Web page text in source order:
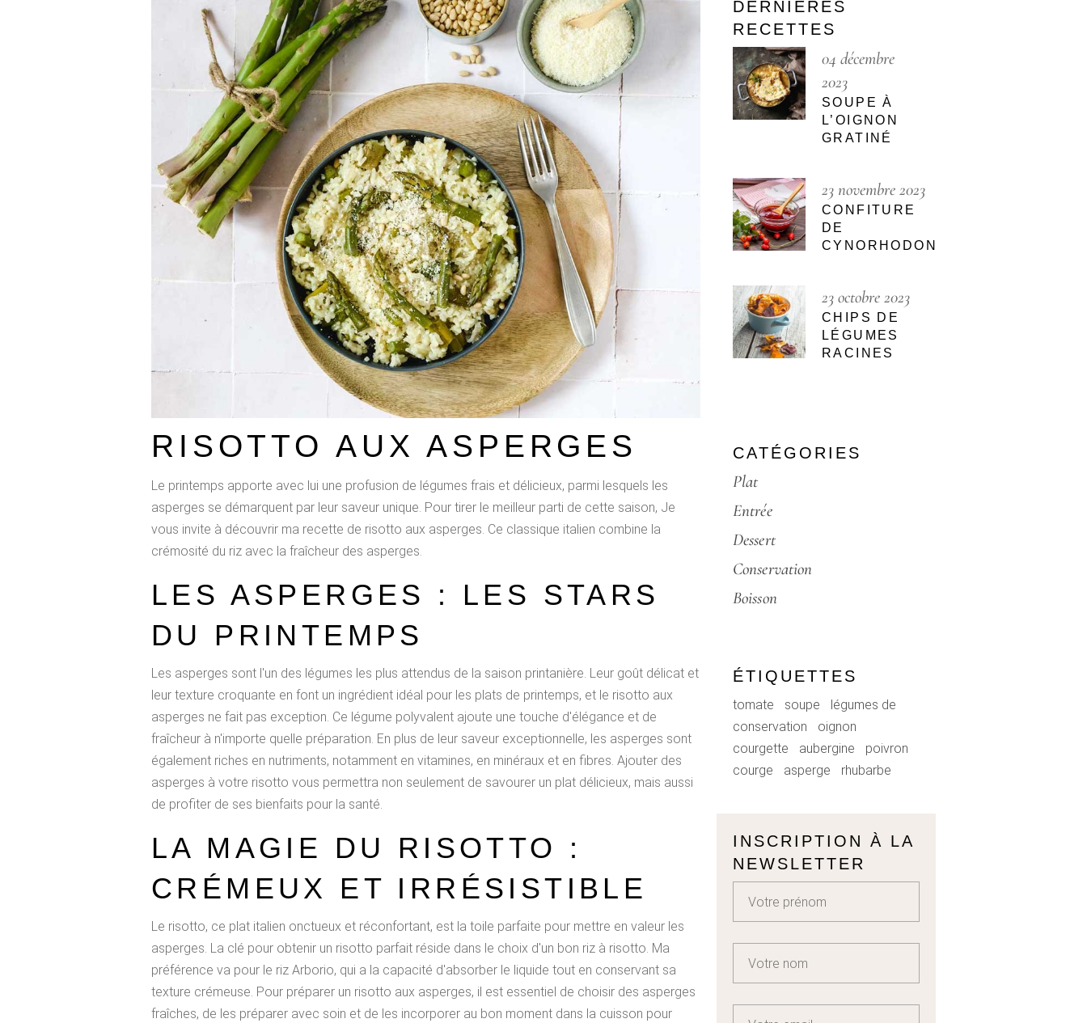
RISOTTO AUX ASPERGES
Le printemps apporte avec lui une profusion de légumes frais et délicieux, parmi lesquels les
asperges se démarquent par leur saveur unique. Pour tirer le meilleur parti de cette saison, Je
vous invite à découvrir ma recette de risotto aux asperges. Ce classique italien combine la
crémosité du riz avec la fraîcheur des asperges.
LES ASPERGES : LES STARS
DU PRINTEMPS
Les asperges sont l'un des légumes les plus attendus de la saison printanière. Leur goût délicat et
leur texture croquante en font un ingrédient idéal pour les plats de printemps, et le risotto aux
asperges ne fait pas exception. Ce légume polyvalent ajoute une touche d'élégance et de
fraîcheur à n'importe quelle préparation. En plus de leur saveur exceptionnelle, les asperges sont
également riches en nutriments, notamment en vitamines, en minéraux et en fibres. Ajouter des
asperges à votre risotto vous permettra non seulement de savourer un plat délicieux, mais aussi
de profiter de ses bienfaits pour la santé.
LA MAGIE DU RISOTTO :
CRÉMEUX ET IRRÉSISTIBLE
Le risotto, ce plat italien onctueux et réconfortant, est la toile parfaite pour mettre en valeur les
asperges. La clé pour obtenir un risotto parfait réside dans le choix d'un bon riz à risotto. Ma
préférence va pour le riz Arborio, qui a la capacité d'absorber le liquide tout en conservant sa
texture crémeuse. Pour préparer un risotto aux asperges, il est essentiel de choisir des asperges
fraîches, de les préparer avec soin et de les incorporer au bon moment dans la cuisson pour
DERNIÈRES
RECETTES
04 décembre
2023
SOUPE À
L’OIGNON
GRATINÉ
23 novembre 2023
CONFITURE
DE
CYNORHODON
23 octobre 2023
CHIPS DE
LÉGUMES
RACINES
CATÉGORIES
Plat
Entrée
Dessert
Conservation
Boisson
ÉTIQUETTES
tomate soupe
légumes de
conservation
oignon
courgette
aubergine
poivron
courge
asperge rhubarbe
INSCRIPTION À LA
NEWSLETTER